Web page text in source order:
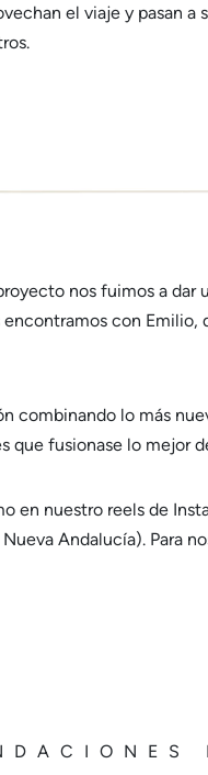
el viaje y pasan a
nos fuimos a
con Emilio,
combinando lo más
que fusionase lo mejor
en nuestro reels de
Andalucía). Para